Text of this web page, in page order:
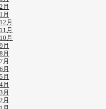
月
月
月
月
月
月
月
月
月
月
月
月
月